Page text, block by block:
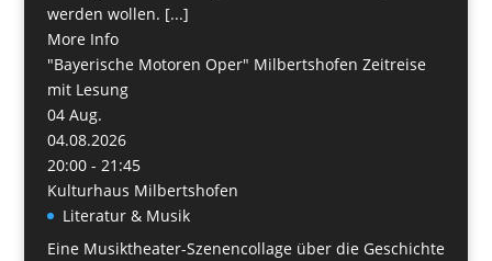
werden wollen. [...]
More Info
"Bayerische Motoren Oper" Milbertshofen Zeitreise
mit Lesung
04 Aug.
04.08.2026
20:00 - 21:45
Kulturhaus Milbertshofen
Literatur & Musik
Eine Musiktheater-Szenencollage über die Geschichte